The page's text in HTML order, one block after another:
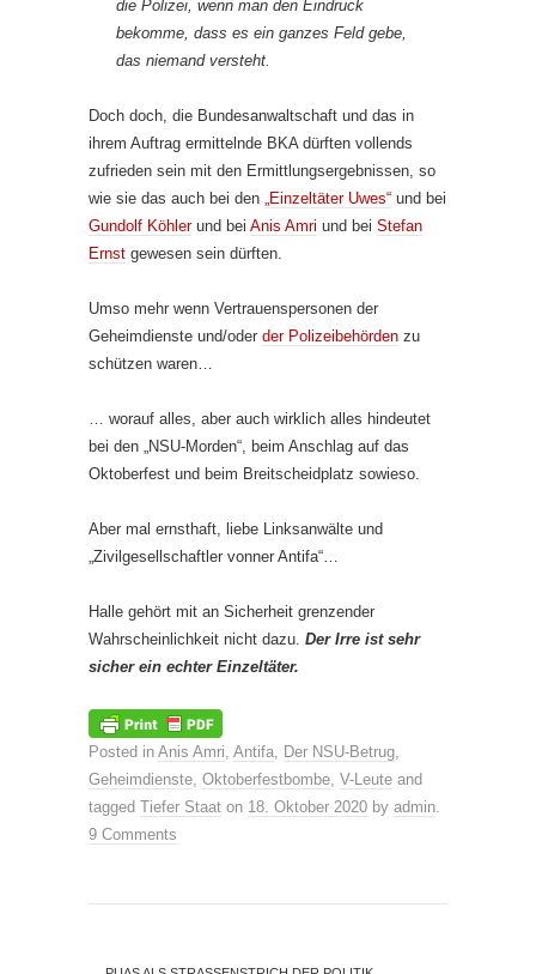
die Polizei, wenn man den Eindruck
bekomme, dass es ein ganzes Feld gebe,
das niemand versteht.
Doch doch, die Bundesanwaltschaft und das in
ihrem Auftrag ermittelnde BKA dürften vollends
zufrieden sein mit den Ermittlungsergebnissen, so
wie sie das auch bei den „Einzeltäter Uwes“ und bei
Gundolf Köhlerund bei Anis Amri und bei Stefan
Ernst gewesen sein dürften.
Umso mehr wenn Vertrauenspersonen der
Geheimdienste und/oder der Polizeibehörden zu
schützen waren…
… worauf alles, aber auch wirklich alles hindeutet
bei den „NSU-Morden“, beim Anschlag auf das
Oktoberfest und beim Breitscheidplatz sowieso.
Aber mal ernsthaft, liebe Linksanwälte und
„Zivilgesellschaftler vonner Antifa“…
Halle gehört mit an Sicherheit grenzender
Wahrscheinlichkeit nicht dazu. Der Irre ist sehr
sicher ein echter Einzeltäter.
Posted in Anis Amri Antifa Der NSU-Betrug
Geheimdienste Oktoberfestbombe V-Leute and
tagged Tiefer Staat on 18. Oktober 2020 by admin
9 Comments